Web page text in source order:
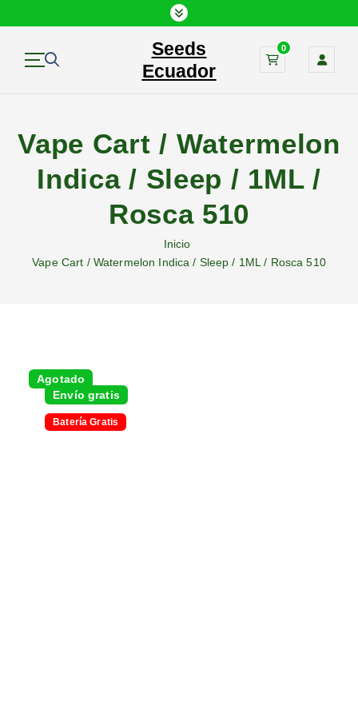
a
Seeds
Ecuador
0
Vape Cart / Watermelon
Indica / Sleep / 1ML /
Rosca 510
Inicio
Vape Cart / Watermelon Indica / Sleep / 1ML / Rosca 510
Envío gratis
Agotado
Batería Gratis